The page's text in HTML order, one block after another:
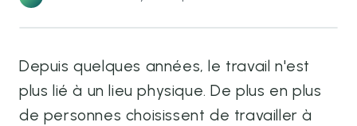
Depuis quelques années, le travail n'est
plus lié à un lieu physique. De plus en plus
de personnes choisissent de travailler à